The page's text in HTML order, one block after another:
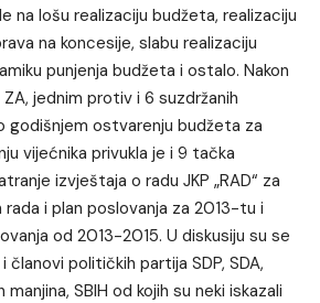
na lošu realizaciju budžeta, realizaciju
na koncesije, slabu realizaciju
punjenja budžeta i ostalo. Nakon
jednim protiv i 6 suzdržanih
godišnjem ostvarenju budžeta za
vijećnika privukla je i 9 tačka
izvještaja o radu JKP „RAD“ za
i plan poslovanja za 2013-tu i
od 2013-2015. U diskusiju su se
političkih partija SDP, SDA,
manjina, SBIH od kojih su neki iskazali